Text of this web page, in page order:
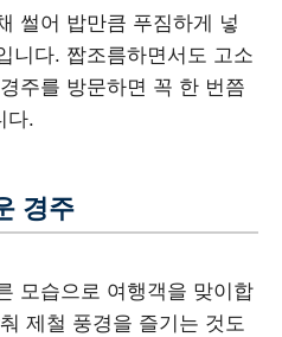
썰어 밥만큼 푸짐하게 넣
니다. 짭조름하면서도 고소
주를 방문하면 꼭 한 번쯤
다.
경주
모습으로 여행객을 맞이합
제철 풍경을 즐기는 것도